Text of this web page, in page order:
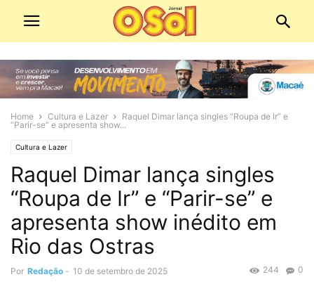
Home Cultura e Lazer
Raquel Dimar lança singles “Roupa de Ir” e
“Parir-se” e apresenta show...
Cultura e Lazer
Raquel Dimar lança singles
“Roupa de Ir” e “Parir-se” e
apresenta show inédito em
Rio das Ostras
Por Redação - 10 de setembro de 2025 0
244